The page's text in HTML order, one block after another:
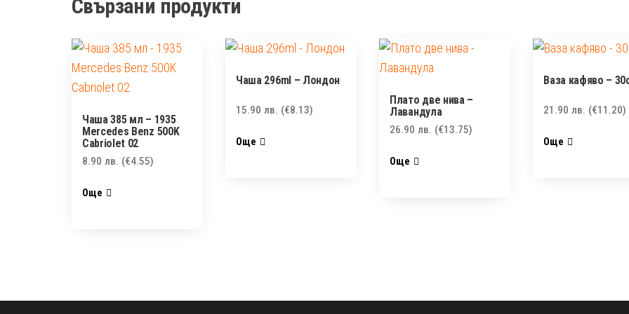
Свързани продукти
Чаша 385 мл – 1935
Mercedes Benz 500K
Cabriolet 02
8.90 лв. (€4.55)
Още
Чаша 296ml – Лондон
15.90лв. (€8.13)
Още
Плато две нива –
Лавандулa
26.90лв. (€13.75)
Още
Ваза кафяво –
21.90лв. (€11.20)
Още